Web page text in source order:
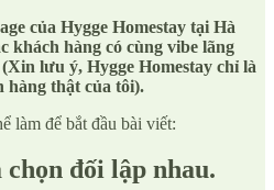
của Hygge Homestay tại Hà
khách hàng có cùng vibe lãng
lưu ý, Hygge Homestay chỉ là
hàng thật của tôi).
làm để bắt đầu bài viết:
đối lập nhau.